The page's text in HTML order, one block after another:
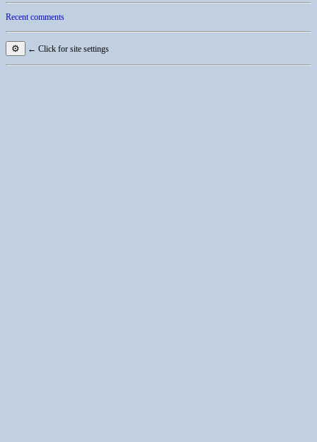
Recent comments
⚙ ← Click for site settings